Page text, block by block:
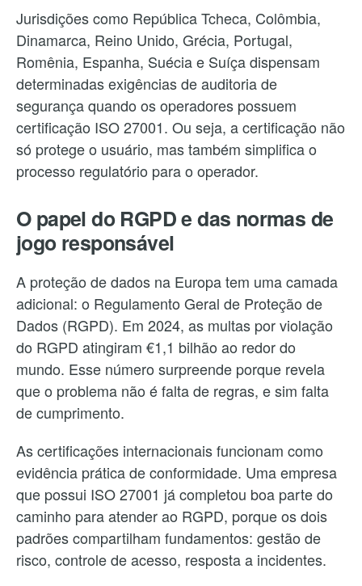
Jurisdições como República Tcheca, Colômbia,
Dinamarca, Reino Unido, Grécia, Portugal,
Romênia, Espanha, Suécia e Suíça dispensam
determinadas exigências de auditoria de
segurança quando os operadores possuem
certificação ISO 27001. Ou seja, a certificação não
só protege o usuário, mas também simplifica o
processo regulatório para o operador.
O papel do RGPD e das normas de
jogo responsável
A proteção de dados na Europa tem uma camada
adicional: o Regulamento Geral de Proteção de
Dados (RGPD). Em 2024, as multas por violação
do RGPD atingiram €1,1 bilhão ao redor do
mundo. Esse número surpreende porque revela
que o problema não é falta de regras, e sim falta
de cumprimento.
As certificações internacionais funcionam como
evidência prática de conformidade. Uma empresa
que possui ISO 27001 já completou boa parte do
caminho para atender ao RGPD, porque os dois
padrões compartilham fundamentos: gestão de
risco, controle de acesso, resposta a incidentes.